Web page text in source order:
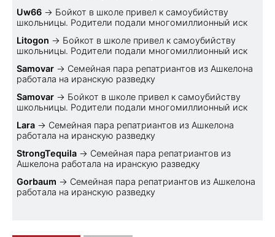
Uw66 → Бойкот в школе привел к самоубийству
школьницы. Родители подали многомиллионный иск
Litogon → Бойкот в школе привел к самоубийству
школьницы. Родители подали многомиллионный иск
Samovar → Семейная пара репатриантов из Ашкелона
работала на иранскую разведку
Samovar → Бойкот в школе привел к самоубийству
школьницы. Родители подали многомиллионный иск
Lara → Семейная пара репатриантов из Ашкелона
работала на иранскую разведку
StrongTequila → Семейная пара репатриантов из
Ашкелона работала на иранскую разведку
Gorbaum → Семейная пара репатриантов из Ашкелона
работала на иранскую разведку